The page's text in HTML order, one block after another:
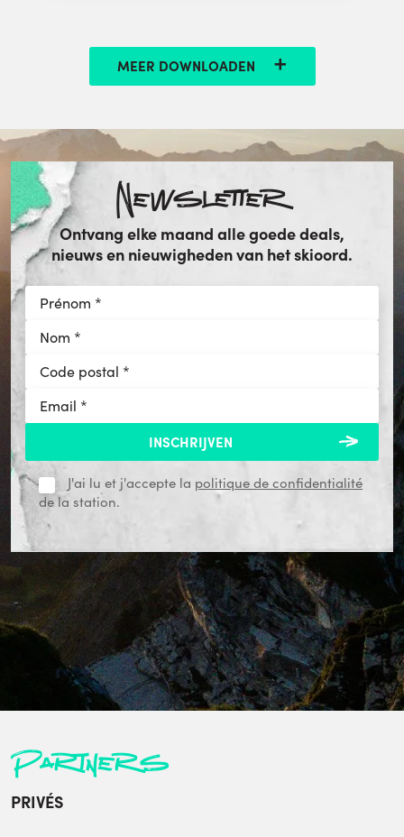
MEER DOWNLOADEN
Newsletter
Ontvang elke maand alle goede deals,
nieuws en nieuwigheden van het skioord.
J'ai lu et j'accepte la politique de confidentialité
de la station.
Partners
PRIVÉS